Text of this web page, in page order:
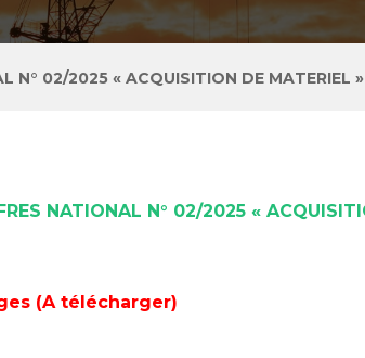
N° 02/2025 « ACQUISITION DE
NATIONAL N° 02/2025 «
(A télécharger)